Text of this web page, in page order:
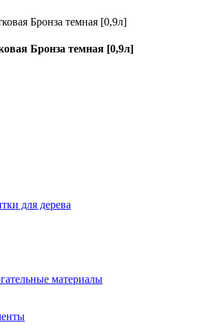
Бронза темная [0,9л]
для дерева
материалы